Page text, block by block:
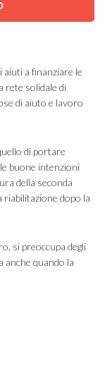
aiuti a finanziare le
rete solidale di
di aiuto e lavoro
di portare
buone intenzioni
della seconda
dopo la
si preoccupa degli
anche quando la